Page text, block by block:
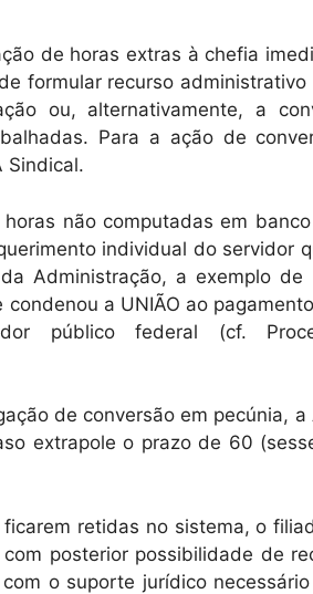
de horas extras à chefia
formular recurso administrativo
ou, alternativamente, a
Para a ação de
Sindical.
não computadas em
individual do servidor
Administração, a exemplo
a UNIÃO ao
público federal (cf.
de conversão em pecúnia,
extrapole o prazo de 60
retidas no sistema, o
posterior possibilidade de
o suporte jurídico necessário